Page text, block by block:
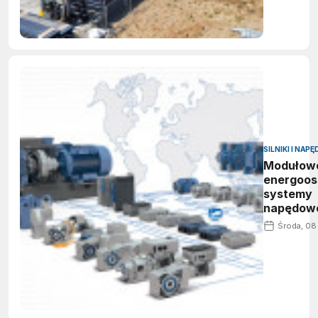
SILNIKI I
systemy
dlaŚroda,